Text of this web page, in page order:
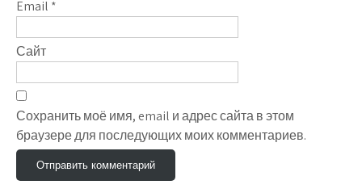
Email *
Сайт
Сохранить моё имя, email и адрес сайта в этом
браузере для последующих моих комментариев.